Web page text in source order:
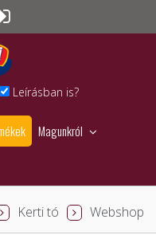
Leírásban is?
Magunkról
Webshop
Kerti tó